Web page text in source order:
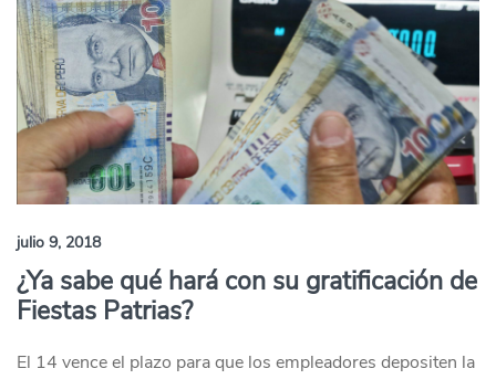
julio 9, 2018
¿Ya sabe qué hará con su gratificación de
Fiestas Patrias?
El 14 vence el plazo para que los empleadores depositen la